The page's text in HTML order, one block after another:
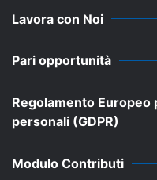
Lavora con Noi
Pari opportunità
Regolamento
personali (GDPR)
Modulo Contributi